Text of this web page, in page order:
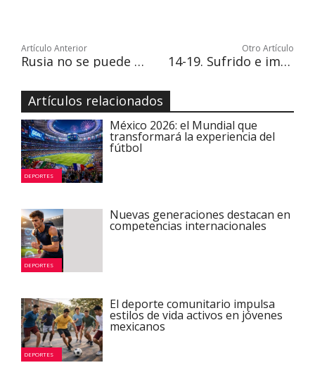
Artículo Anterior
Rusia no se puede imaginar un Mundial sin Messi
Otro Artículo
14-19. Sufrido e importante triunfo de Patriots ante Buccaneers
Artículos relacionados
DEPORTES
México 2026: el Mundial que
transformará la experiencia del
fútbol
DEPORTES
Nuevas generaciones destacan en
competencias internacionales
DEPORTES
El deporte comunitario impulsa
estilos de vida activos en jóvenes
mexicanos